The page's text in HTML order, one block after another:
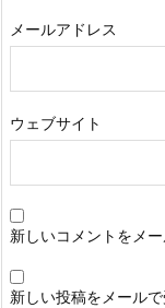
メールアドレス
ウェブサイト
新しいコメントをメ
新しい投稿をメール